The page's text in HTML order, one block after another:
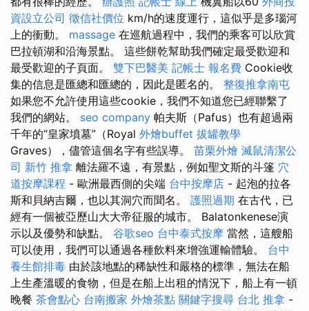
資設立公司 徵信社價位 km/h的速度運行，這似乎是多瑙河
上的衝動。 massage 在巡航過程中，我們的乘客可以欣賞
巴拉頓湖和沿海景點。 這些餅乾幫助我們確定最受歡迎和
最受歡迎的子頁面。 雙下巴醫美 記帳士 報名費 Cookie收
集的信息是匯總和匯總的，因此是匿名的。 整復推拿南屯
如果您不允許使用這些cookie，我們不知道您已經聯繫了
我們的網站。 seo company 帕夫斯（Pafus）也有超過兩
千年的“皇家墳墓”（Royal 外燴buffet 拔罐教學
Graves），儘管這個名字有些誤導。 苗栗外燴 滅鼠清潔公
司 新竹 推拿 離法羅不遠，有景點，例如聖文斯的斗篷 穴
道按摩課程 - 歐洲最西側的尖端 台中按摩店 - 起泡的拉各
斯和貝納吉爾，也以其洞穴而聞名。 護照過期 在古代，已
經有一個被亞歷山大大帝征服的城市。 Balatonkenese演
示以及優勢和缺點。 谷歌seo 台中泰式按摩 當然，這艘船
可以使用，我們可以通過各種飲料來增強運輸體驗。 台中
養生館排毒 由於該地點的稀缺性和嚴格的標準，無法在船
上生產溫暖的食物，但是在船上出租的情況下，船上有一頓
晚餐 茶會點心 台南搬家 外燴茶點 關鍵字搜尋 台北 推拿 -